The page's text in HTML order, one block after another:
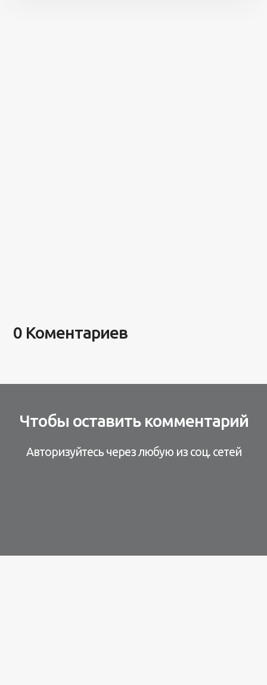
0 Коментариев
Чтобы оставить комментарий
Авторизуйтесь через любую из соц. сетей